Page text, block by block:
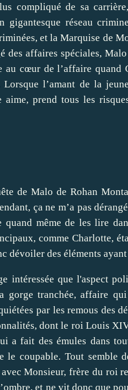
compliqué de sa
réseau
et la Marquise de
des affaires spéciales,
au cœur de l’affaire quand
l’amant de la
aime, prend tous les
de Malo de Rohan
ça ne m’a pas
même de les lire
comme Charlotte,
dévoiler des éléments
intéressée que l'aspect
gorge tranchée, affaire
par les remous des
dont le roi Louis
a fait des émules dans
coupable. Tout semble
Monsieur, frère du roi
et ne vit donc que